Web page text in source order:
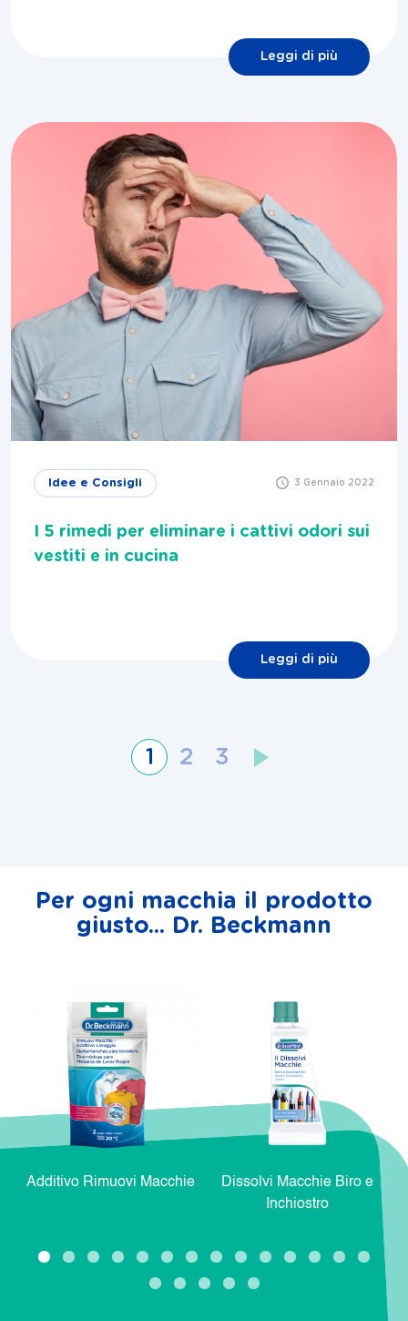
Leggi di più
Idee e Consigli 3 Gennaio 2022
I 5 rimedi per eliminare i cattivi odori sui
vestiti e in cucina
Leggi di più
1 2 3
Per ogni macchia il prodotto
giusto... Dr. Beckmann
Additivo Rimuovi Macchie
Dissolvi Macchie Biro e
Inchiostro